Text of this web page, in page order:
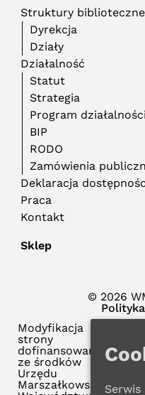
Struktury biblioteczne
Dyrekcja
Działy
Działalność
Statut
Strategia
Program działalności
BIP
RODO
Zamówienia
Deklaracja
Praca
Kontakt
Sklep
© 2026
Modyfikacja
strony
dofinansowana
ze środków
Urzędu
Marszałkowskiego